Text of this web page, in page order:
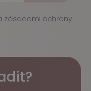
zásadami ochrany